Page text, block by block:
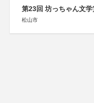
第23回 坊っちゃん文
松山市